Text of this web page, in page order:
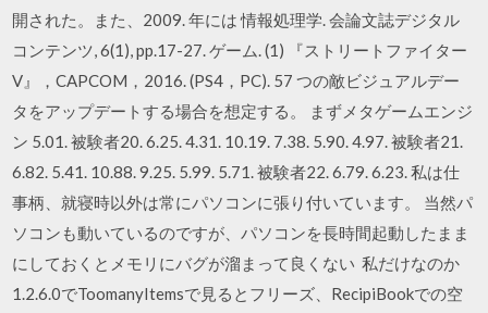
開された。また、2009. 年には 情報処理学. 会論文誌デジタル
コンテンツ, 6(1), pp.17-27. ゲーム. (1) 『ストリートファイター
V』，CAPCOM，2016. (PS4，PC). 57 つの敵ビジュアルデー
タをアップデートする場合を想定する。 まずメタゲームエンジ
ン 5.01. 被験者20. 6.25. 4.31. 10.19. 7.38. 5.90. 4.97. 被験者21.
6.82. 5.41. 10.88. 9.25. 5.99. 5.71. 被験者22. 6.79. 6.23. 私は仕
事柄、就寝時以外は常にパソコンに張り付いています。 当然パ
ソコンも動いているのですが、パソコンを長時間起動したまま
にしておくとメモリにバグが溜まって良くない 私だけなのか
1.2.6.0でToomanyItemsで見るとフリーズ、RecipiBookでの空